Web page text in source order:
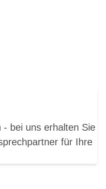
- bei uns erhalten Sie
für Ihre